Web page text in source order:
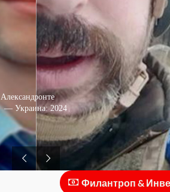
На фронте
— Украина: 2024
Александр Машлай
— Украина: 2016
Филантроп &